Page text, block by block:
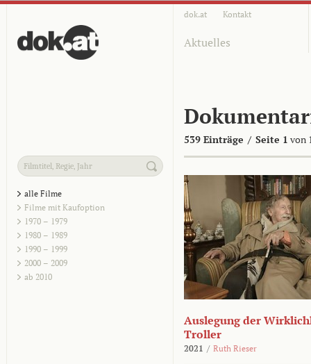
dok.at Kontakt
Aktuelles
539 Einträge / Seite 1 von
alle Filme
Filme mit Kaufoption
1970 – 1979
1980 – 1989
1990 – 1999
2000 – 2009
ab 2010
Auslegung der
Troller
2021 / Ruth Rieser